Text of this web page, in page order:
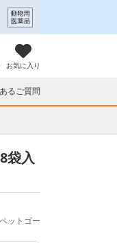
お気に入り
るご質問
袋入
ットゴー